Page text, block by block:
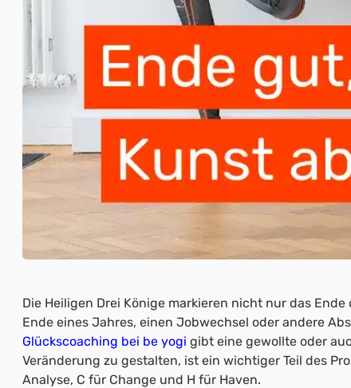
Die Heiligen Drei Könige markieren nicht nur das
Ende eines Jahres, einen Jobwechsel oder andere
Glückscoaching bei be yogi gibt eine gewollte oder
Veränderung zu gestalten, ist ein wichtiger Teil des
Analyse, C für Change und H für Haven.